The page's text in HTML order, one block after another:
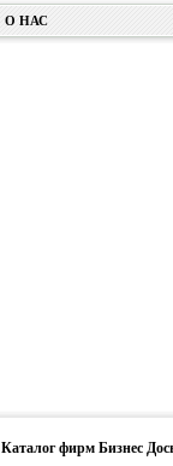
О НАС
Каталог фирм Бизнес